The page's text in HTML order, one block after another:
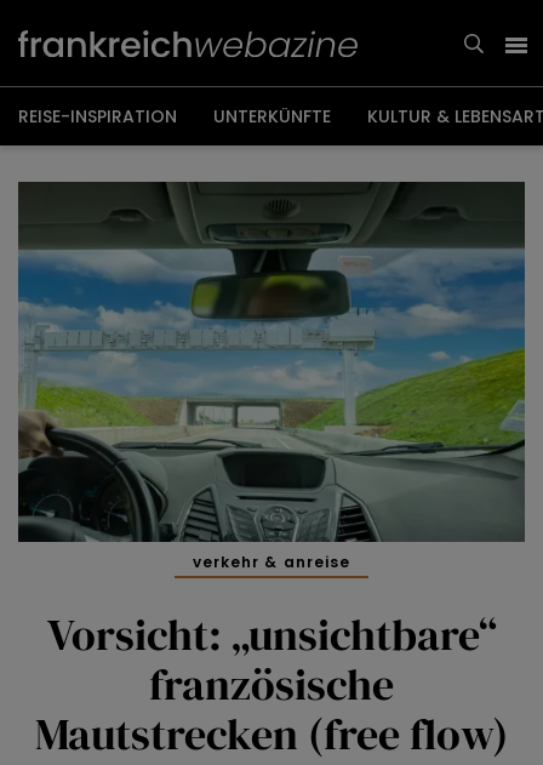
Inhalt
REISE-INSPIRATION UNTERKÜNFTE KULTUR &
verkehr & anreise
Vorsicht: „unsichtbare“
französische
Mautstrecken (free flow)